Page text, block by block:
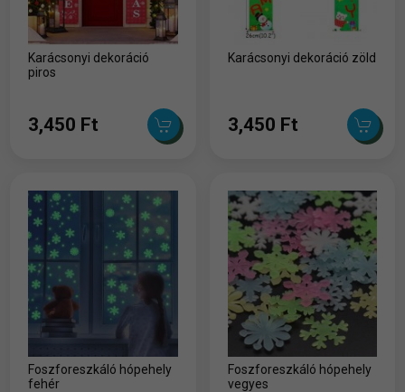
Karácsonyi dekoráció
piros
3,450 Ft
Karácsonyi dekoráció zöld
3,450 Ft
Foszforeszkáló hópehely
fehér
Foszforeszkáló hópehely
vegyes